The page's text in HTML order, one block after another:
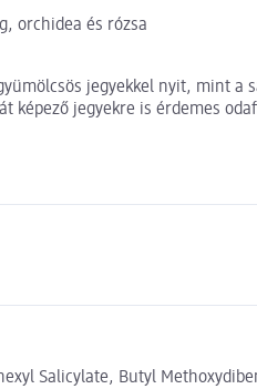
orchidea és rózsa
jegyekkel nyit, mint a
jegyekre is érdemes
Salicylate, Butyl